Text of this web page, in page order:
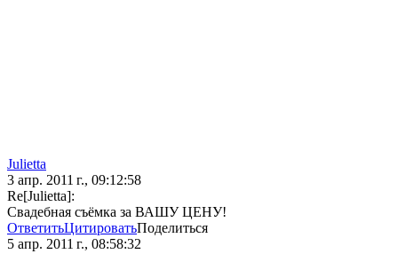
Julietta
3 апр. 2011 г., 09:12:58
Re[Julietta]:
Свадебная съёмка за ВАШУ ЦЕНУ!
ОтветитьЦитироватьПоделиться
5 апр. 2011 г., 08:58:32